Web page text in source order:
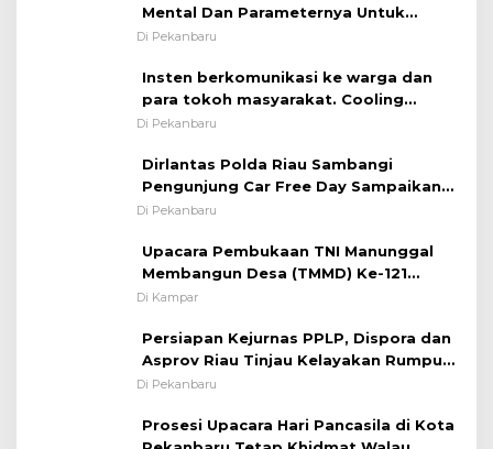
Mental Dan Parameternya Untuk
Melaksanakan ✈
Di Pekanbaru
Insten berkomunikasi ke warga dan
para tokoh masyarakat. Cooling
System OMP LK ²024 Polsek Rumbai,
Pentingnya Memelihara dan Menjaga
Situasi Kondusif
Di Pekanbaru
Dirlantas Polda Riau Sambangi
Pengunjung Car Free Day Sampaikan
Pesan Edukasi Kamtibmas &
Di Pekanbaru
Upacara Pembukaan TNI Manunggal
Membangun Desa (TMMD) Ke-121
Kodim 0313/KPR Tahun 2024) ?
Di Kampar
Persiapan Kejurnas PPLP, Dispora dan
Asprov Riau Tinjau Kelayakan Rumput
Lapangan Sepakbola
Di Pekanbaru
Prosesi Upacara Hari Pancasila di Kota